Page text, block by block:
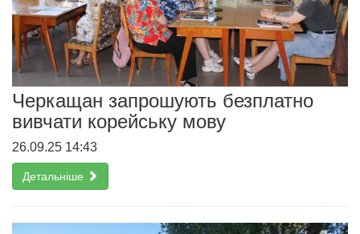
Черкащан запрошують безплатно
вивчати корейську мову
26.09.25 14:43
Детальніше